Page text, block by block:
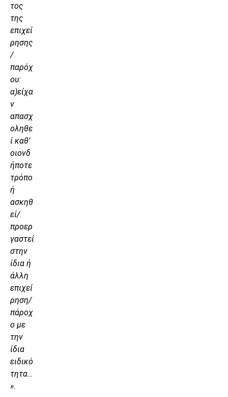
τος
της
επιχεί
ρησης
/
παρόχ
ου:
α)είχα
ν
απασχ
οληθε
ί καθ’
οιονδ
ήποτε
τρόπο
ή
ασκηθ
εί/
προερ
γαστεί
στην
ίδια ή
άλλη
επιχεί
ρηση/
πάροχ
ο με
την
ίδια
ειδικό
τητα…
».